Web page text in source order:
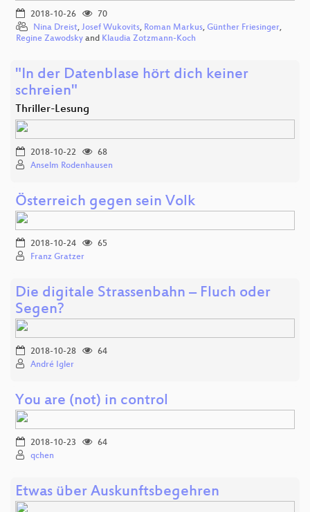
2018-10-26
70
Nina Dreist, Josef Wukovits, Roman Markus, Günther Friesinger,
Regine Zawodsky and Klaudia Zotzmann-Koch
"In der Datenblase hört dich keiner
schreien"
Thriller-Lesung
2018-10-22
68
Anselm Rodenhausen
Österreich gegen sein Volk
2018-10-24
65
Franz Gratzer
Die digitale Strassenbahn – Fluch oder
Segen?
2018-10-28
64
André Igler
You are (not) in control
2018-10-23
64
qchen
Etwas über Auskunftsbegehren